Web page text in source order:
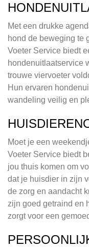
Met een drukke
hond de beweging te
Voeter Service biedt
hondenuitlaatservice
trouwe viervoeter
Hun ervaren
wandeling veilig en
Moet je een
Voeter Service biedt
jou thuis komen om
dat je huisdier in zijn
de zorg en aandacht
zijn goed getraind en
zorgt voor een